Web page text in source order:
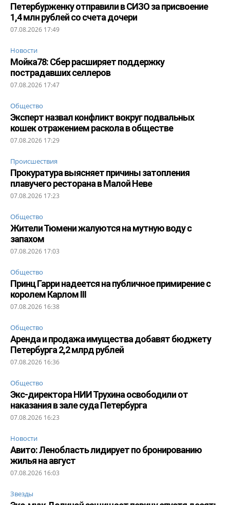
Петербурженку отправили в СИЗО за присвоение
1,4 млн рублей со счета дочери
07.08.2026 17:49
Новости
Мойка78: Сбер расширяет поддержку
пострадавших селлеров
07.08.2026 17:47
Общество
Эксперт назвал конфликт вокруг подвальных
кошек отражением раскола в обществе
07.08.2026 17:29
Происшествия
Прокуратура выясняет причины затопления
плавучего ресторана в Малой Неве
07.08.2026 17:23
Общество
Жители Тюмени жалуются на мутную воду с
запахом
07.08.2026 17:03
Общество
Принц Гарри надеется на публичное примирение с
королем Карлом III
07.08.2026 16:38
Общество
Аренда и продажа имущества добавят бюджету
Петербурга 2,2 млрд рублей
07.08.2026 16:36
Общество
Экс-директора НИИ Трухина освободили от
наказания в зале суда Петербурга
07.08.2026 16:23
Новости
Авито: Ленобласть лидирует по бронированию
жилья на август
07.08.2026 16:03
Звезды